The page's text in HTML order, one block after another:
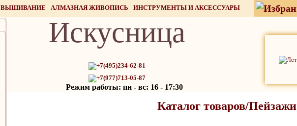
ВЫШИВАНИЕ АЛМАЗНАЯ ЖИВОПИСЬ
ИНСТРУМЕНТЫ И АКСЕССУАРЫ
НАБОРЫ ДЛЯ РУКОДЕЛИЯИскусница
+7(495)234-62-81
+7(977)713-05-87
Режим работы: пн - вс: 16 - 17:30
Каталог товаров/Пейзажи